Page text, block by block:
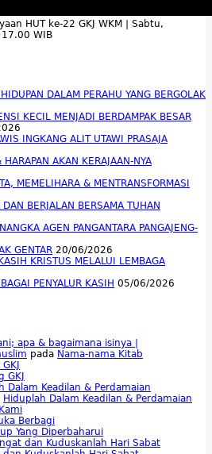
HUT ke-22 GKJ WKM | Sabtu,
WIB
DALAM PERAHU YANG BERGOLAK
KECIL MENJADI BERDAMPAK BESAR
INGKANG ALIT UTAWI PRASAJA
AKAN KERAJAAN-NYA
MEMELIHARA & MENTRANSFORMASI
BERJALAN BERSAMA TUHAN
AGEN PANGANTARA PANGAJENG-
GENTAR 20/06/2026
KRISTUS MELALUI LEMBAGA
PENYALUR KASIH 05/06/2026
apa & bagaimana isinya |
pada Nama-nama Kitab
GKJ
Dalam Keadilan & Perdamaian
Hiduplah Dalam Keadilan & Perdamaian
Berbagi
Yang Diperbaharui
dan Kuduskanlah Hari Sabat